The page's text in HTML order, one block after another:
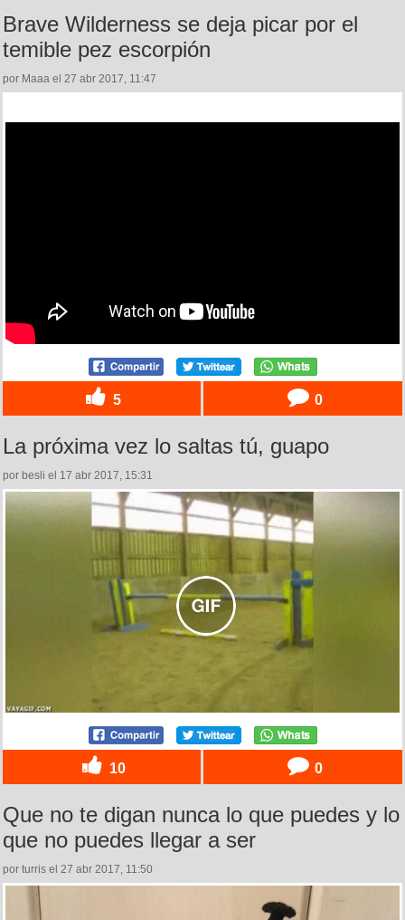
Brave Wilderness se deja picar por el
temible pez escorpión
por Maaa el 27 abr 2017, 11:47
5 0
La próxima vez lo saltas tú, guapo
por besli el 17 abr 2017, 15:31
10 0
Que no te digan nunca lo que puedes y lo
que no puedes llegar a ser
por turris el 27 abr 2017, 11:50